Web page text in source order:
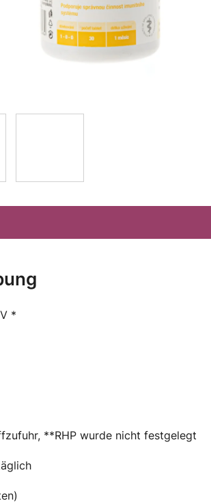
*
**RHP wurde nicht festgelegt